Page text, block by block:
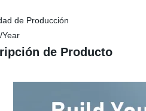
de Producción
Year
de Producto